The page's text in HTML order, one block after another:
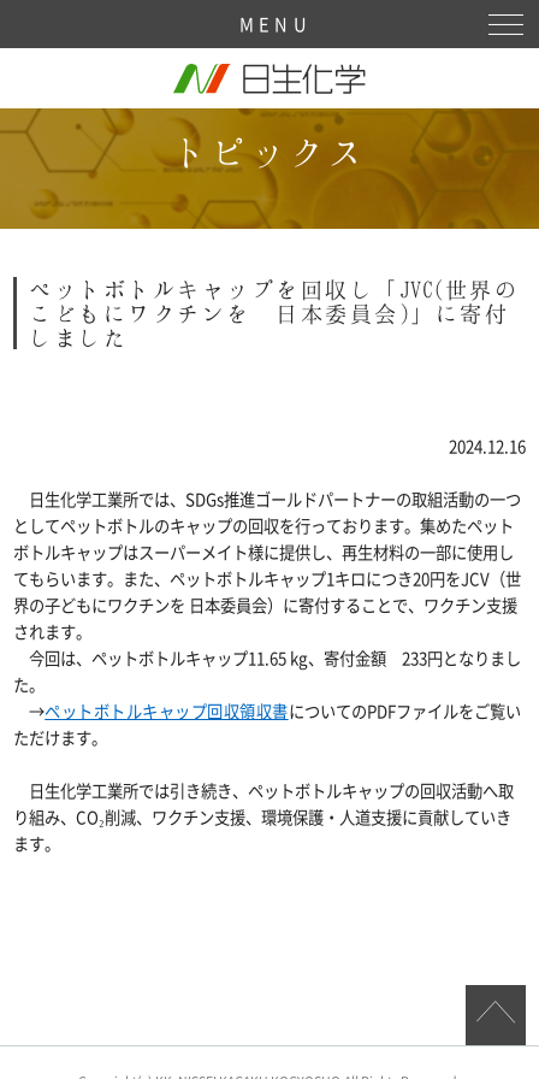
Sitemap
MENU
トピックス
ペットボトルキャップを回収し「JVC(世界の
こどもにワクチンを 日本委員会)」に寄付
しました
2024.12.16
日生化学工業所では、SDGs推進ゴールドパートナーの取組活動の一つ
としてペットボトルのキャップの回収を行っております。集めたペット
ボトルキャップはスーパーメイト様に提供し、再生材料の一部に使用し
てもらいます。また、ペットボトルキャップ1キロにつき20円をJCV（世
界の子どもにワクチンを 日本委員会）に寄付することで、ワクチン支援
されます。
今回は、ペットボトルキャップ11.65 kg、寄付金額 233円となりまし
た。
→ペットボトルキャップ回収領収書についてのPDFファイルをご覧い
ただけます。
日生化学工業所では引き続き、ペットボトルキャップの回収活動へ取
り組み、CO₂削減、ワクチン支援、環境保護・人道支援に貢献していき
ます。